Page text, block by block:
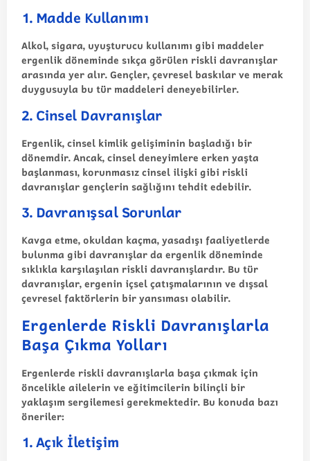
1. Madde Kullanımı
Alkol, sigara, uyuşturucu kullanımı gibi maddeler
ergenlik döneminde sıkça görülen riskli davranışlar
arasında yer alır. Gençler, çevresel baskılar ve merak
duygusuyla bu tür maddeleri deneyebilirler.
2. Cinsel Davranışlar
Ergenlik, cinsel kimlik gelişiminin başladığı bir
dönemdir. Ancak, cinsel deneyimlere erken yaşta
başlanması, korunmasız cinsel ilişki gibi riskli
davranışlar gençlerin sağlığını tehdit edebilir.
3. Davranışsal Sorunlar
Kavga etme, okuldan kaçma, yasadışı faaliyetlerde
bulunma gibi davranışlar da ergenlik döneminde
sıklıkla karşılaşılan riskli davranışlardır. Bu tür
davranışlar, ergenin içsel çatışmalarının ve dışsal
çevresel faktörlerin bir yansıması olabilir.
Ergenlerde Riskli Davranışlarla
Başa Çıkma Yolları
Ergenlerde riskli davranışlarla başa çıkmak için
öncelikle ailelerin ve eğitimcilerin bilinçli bir
yaklaşım sergilemesi gerekmektedir. Bu konuda bazı
öneriler:
1. Açık İletişim